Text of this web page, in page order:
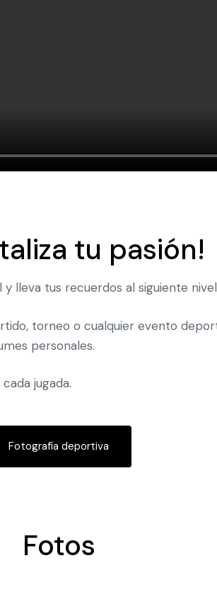
tu pasión!
lleva tus recuerdos al siguiente
torneo o cualquier evento
personales.
jugada.
Fotografía deportiva
Fotos